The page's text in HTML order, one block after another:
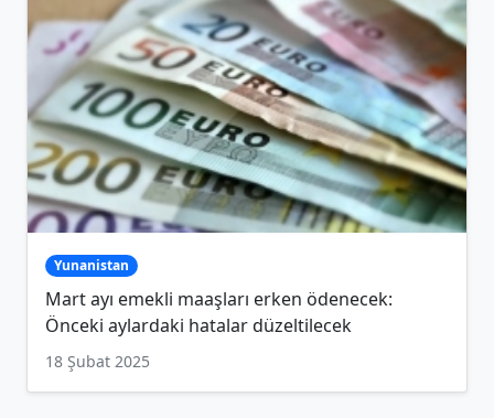
Yunanistan
Mart ayı emekli maaşları erken ödenecek:
Önceki aylardaki hatalar düzeltilecek
18 Şubat 2025